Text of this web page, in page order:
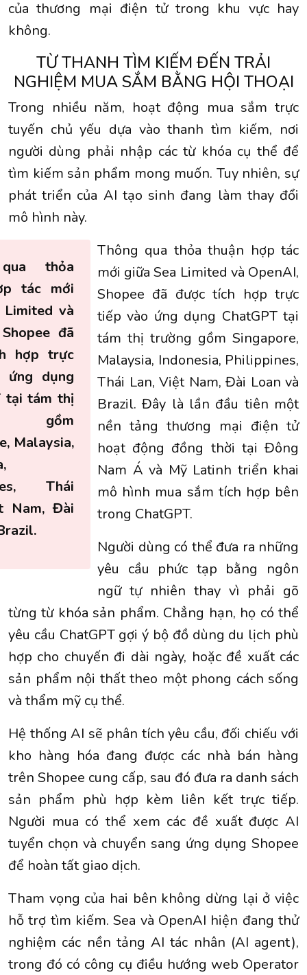
của thương mại điện tử trong khu vực hay
không.
TỪ THANH TÌM KIẾM ĐẾN TRẢI
NGHIỆM MUA SẮM BẰNG HỘI THOẠI
Trong nhiều năm, hoạt động mua sắm trực
tuyến chủ yếu dựa vào thanh tìm kiếm, nơi
người dùng phải nhập các từ khóa cụ thể để
tìm kiếm sản phẩm mong muốn. Tuy nhiên, sự
phát triển của AI tạo sinh đang làm thay đổi
mô hình này.
thỏa
tác mới
Limited và
đã
hợp trực
ứng dụng
tại tám thị
gồm
Malaysia,
Thái
Nam, Đài
Thông qua thỏa thuận hợp tác
mới giữa Sea Limited và OpenAI,
Shopee đã được tích hợp trực
tiếp vào ứng dụng ChatGPT tại
tám thị trường gồm Singapore,
Malaysia, Indonesia, Philippines,
Thái Lan, Việt Nam, Đài Loan và
Brazil. Đây là lần đầu tiên một
nền tảng thương mại điện tử
hoạt động đồng thời tại Đông
Nam Á và Mỹ Latinh triển khai
mô hình mua sắm tích hợp bên
trong ChatGPT.
Người dùng có thể đưa ra những
yêu cầu phức tạp bằng ngôn
ngữ tự nhiên thay vì phải gõ
từng từ khóa sản phẩm. Chẳng hạn, họ có thể
yêu cầu ChatGPT gợi ý bộ đồ dùng du lịch phù
hợp cho chuyến đi dài ngày, hoặc đề xuất các
sản phẩm nội thất theo một phong cách sống
và thẩm mỹ cụ thể.
Hệ thống AI sẽ phân tích yêu cầu, đối chiếu với
kho hàng hóa đang được các nhà bán hàng
trên Shopee cung cấp, sau đó đưa ra danh sách
sản phẩm phù hợp kèm liên kết trực tiếp.
Người mua có thể xem các đề xuất được AI
tuyển chọn và chuyển sang ứng dụng Shopee
để hoàn tất giao dịch.
Tham vọng của hai bên không dừng lại ở việc
hỗ trợ tìm kiếm. Sea và OpenAI hiện đang thử
nghiệm các nền tảng AI tác nhân (AI agent),
trong đó có công cụ điều hướng web Operator